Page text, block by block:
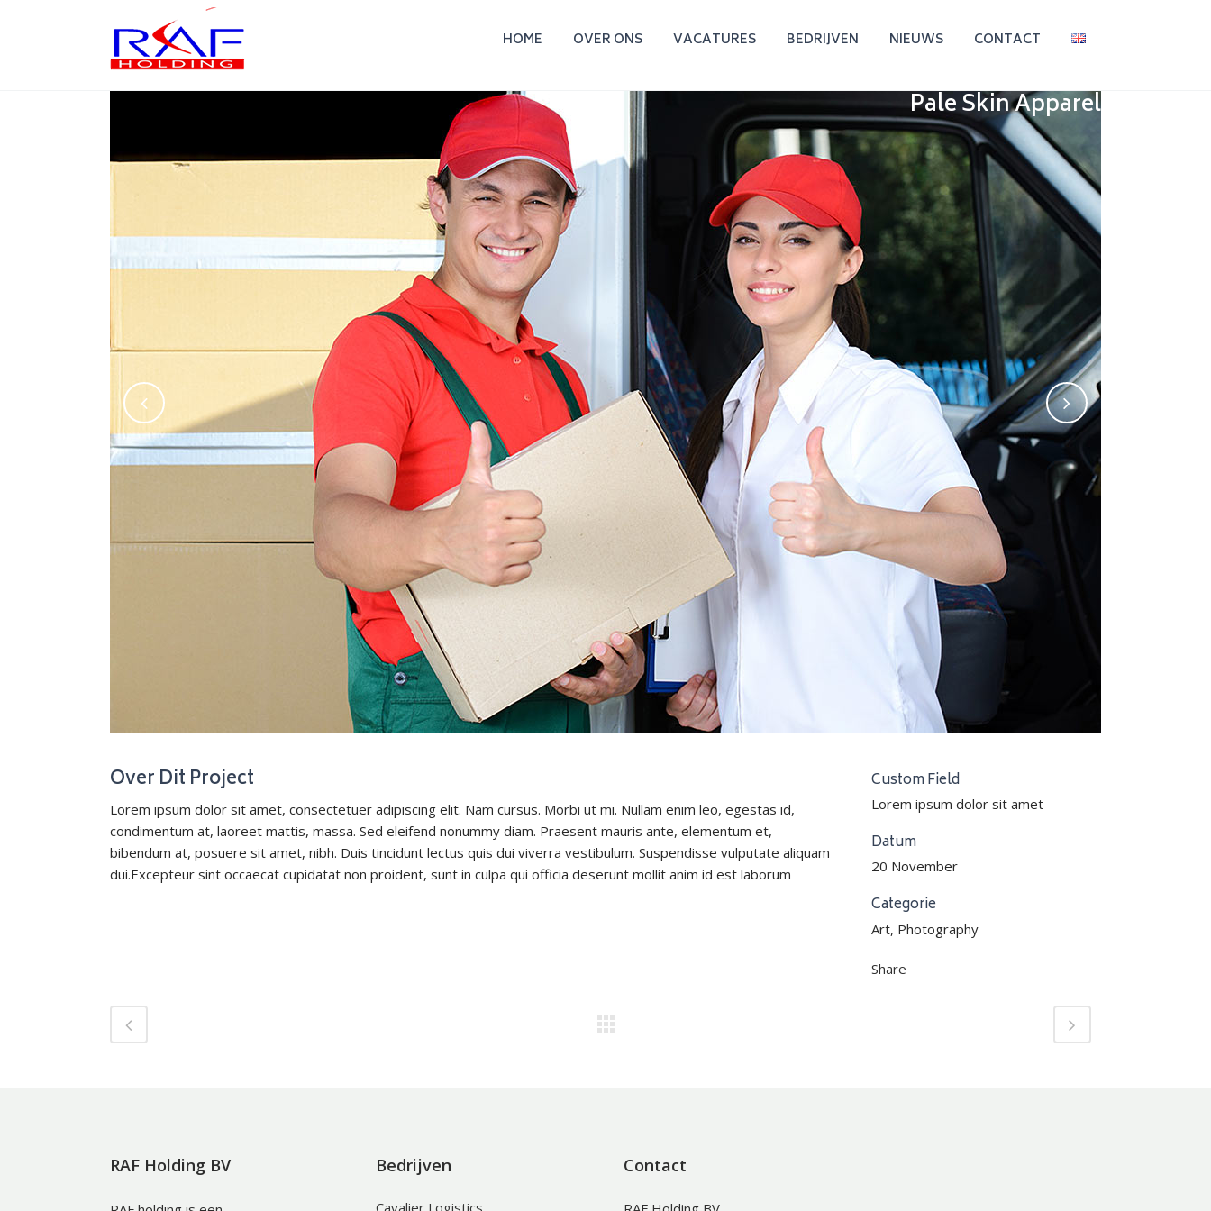
HOME OVER ONS VACATURES BEDRIJVEN NIEUWS CONTACT
Pale Skin Apparel
Over Dit Project
Lorem ipsum dolor sit amet, consectetuer adipiscing elit. Nam cursus. Morbi ut mi. Nullam enim leo, egestas id,
condimentum at, laoreet mattis, massa. Sed eleifend nonummy diam. Praesent mauris ante, elementum et,
bibendum at, posuere sit amet, nibh. Duis tincidunt lectus quis dui viverra vestibulum. Suspendisse vulputate aliquam
dui.Excepteur sint occaecat cupidatat non proident, sunt in culpa qui officia deserunt mollit anim id est laborum
Custom Field
Lorem ipsum dolor sit amet
Datum
20 November
Categorie
Art, Photography
Share
RAF Holding BV Bedrijven
Cavalier Logistics
Contact